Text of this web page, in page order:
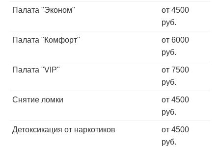
Палата "Эконом"
от 4500
руб.
Палата "Комфорт"
от 6000
руб.
Палата "VIP"
от 7500
руб.
Снятие ломки
от 4500
руб.
Детоксикация от наркотиков
от 4500
руб.